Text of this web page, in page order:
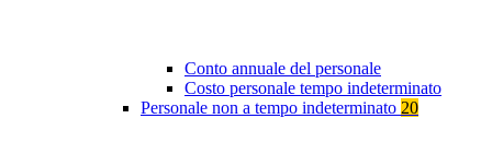
Conto annuale del personale
Costo personale tempo indeterminato
Personale non a tempo indeterminato 20